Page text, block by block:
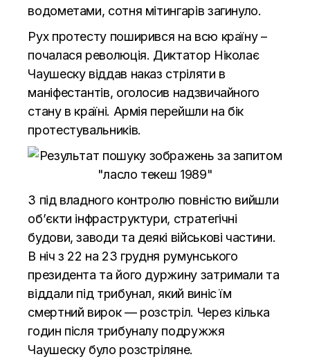
водометами, сотня мітингарів загинуло.
Рух протесту поширився на всю країну –
почалася революція. Диктатор Ніколає
Чаушеску віддав наказ стріляти в
маніфестантів, оголосив надзвичайного
стану в країні. Армія перейшли на бік
протестувальників.
З під владного контролю повністю вийшли
об’єкти інфраструктури, стратегічні
будови, заводи та деякі військові частини.
В ніч з 22 на 23 грудня румунського
президента та його дуржину затримали та
віддали під трибунал, який виніс їм
смертний вирок — розстріл. Через кілька
годин після трибуналу подружжя
Чаушеску було розстріляне.